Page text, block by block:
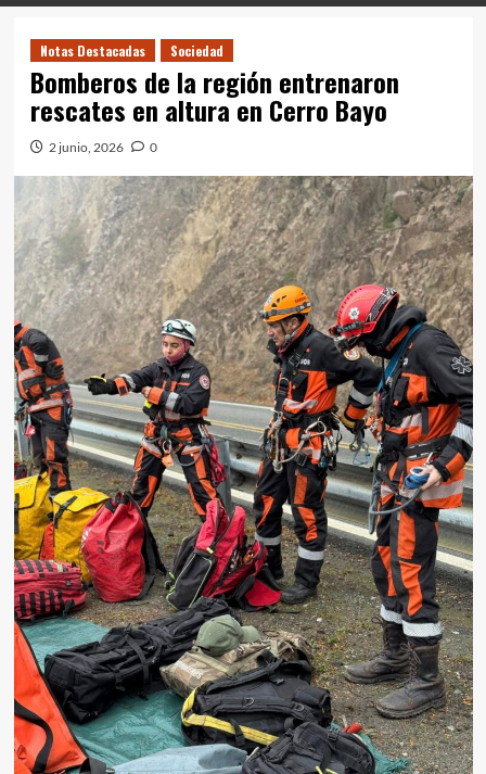
Notas Destacadas Sociedad
Bomberos de la región entrenaron
rescates en altura en Cerro Bayo
2 junio, 2026 0